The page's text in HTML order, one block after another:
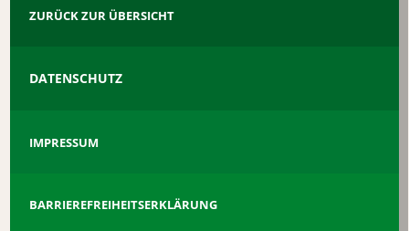
ZURÜCK ZUR ÜBERSICHT
DATENSCHUTZ
IMPRESSUM
BARRIEREFREIHEITSERKLÄRUNG